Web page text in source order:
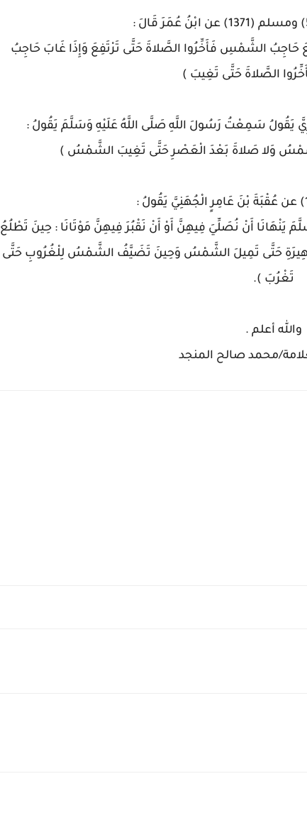
حَاجِبُ الشَّمْسِ فَأَخِّرُوا الصَّلاةَ حَتَّى تَرْتَفِعَ وَإِذَا غَابَ حَاجِبُ
الصَّلاةَ حَتَّى تَغِيبَ )
وَلا صَلاةَ بَعْدَ الْعَصْرِ حَتَّى تَغِيبَ الشَّمْسُ )
يَنْهَانَا أَنْ نُصَلِّيَ فِيهِنَّ أَوْ أَنْ نَقْبُرَ فِيهِنَّ مَوْتَانَا : حِينَ تَطْلُعُ
حَتَّى تَمِيلَ الشَّمْسُ وَحِينَ تَضَيَّفُ الشَّمْسُ لِلْغُرُوبِ حَتَّى
تَغْرُبَ ).
والله أعلم .
محمد صالح المنجد